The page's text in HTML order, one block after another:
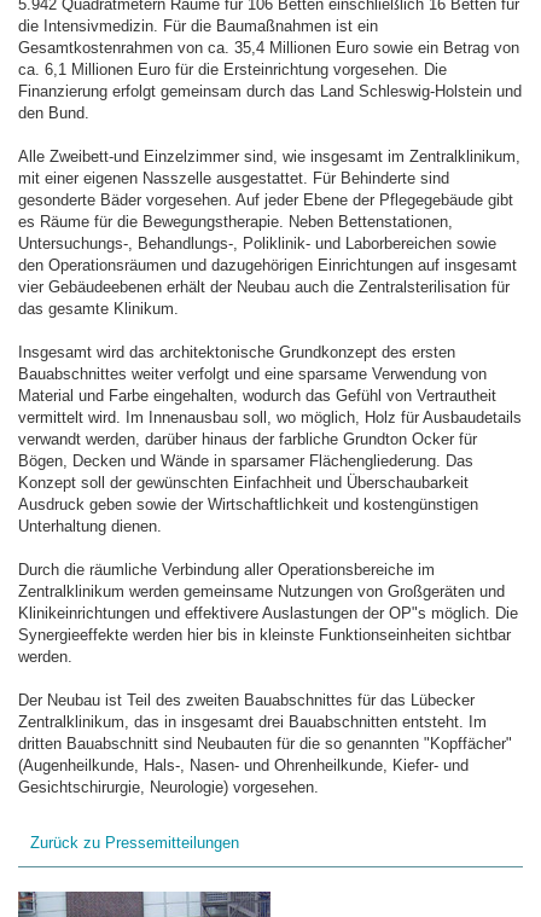
5.942 Quadratmetern Räume für 106 Betten einschließlich 16 Betten für
die Intensivmedizin. Für die Baumaßnahmen ist ein
Gesamtkostenrahmen von ca. 35,4 Millionen Euro sowie ein Betrag von
ca. 6,1 Millionen Euro für die Ersteinrichtung vorgesehen. Die
Finanzierung erfolgt gemeinsam durch das Land Schleswig-Holstein und
den Bund.
Alle Zweibett-und Einzelzimmer sind, wie insgesamt im Zentralklinikum,
mit einer eigenen Nasszelle ausgestattet. Für Behinderte sind
gesonderte Bäder vorgesehen. Auf jeder Ebene der Pflegegebäude gibt
es Räume für die Bewegungstherapie. Neben Bettenstationen,
Untersuchungs-, Behandlungs-, Poliklinik- und Laborbereichen sowie
den Operationsräumen und dazugehörigen Einrichtungen auf insgesamt
vier Gebäudeebenen erhält der Neubau auch die Zentralsterilisation für
das gesamte Klinikum.
Insgesamt wird das architektonische Grundkonzept des ersten
Bauabschnittes weiter verfolgt und eine sparsame Verwendung von
Material und Farbe eingehalten, wodurch das Gefühl von Vertrautheit
vermittelt wird. Im Innenausbau soll, wo möglich, Holz für Ausbaudetails
verwandt werden, darüber hinaus der farbliche Grundton Ocker für
Bögen, Decken und Wände in sparsamer Flächengliederung. Das
Konzept soll der gewünschten Einfachheit und Überschaubarkeit
Ausdruck geben sowie der Wirtschaftlichkeit und kostengünstigen
Unterhaltung dienen.
Durch die räumliche Verbindung aller Operationsbereiche im
Zentralklinikum werden gemeinsame Nutzungen von Großgeräten und
Klinikeinrichtungen und effektivere Auslastungen der OP"s möglich. Die
Synergieeffekte werden hier bis in kleinste Funktionseinheiten sichtbar
werden.
Der Neubau ist Teil des zweiten Bauabschnittes für das Lübecker
Zentralklinikum, das in insgesamt drei Bauabschnitten entsteht. Im
dritten Bauabschnitt sind Neubauten für die so genannten "Kopffächer"
(Augenheilkunde, Hals-, Nasen- und Ohrenheilkunde, Kiefer- und
Gesichtschirurgie, Neurologie) vorgesehen.
Zurück zu Pressemitteilungen